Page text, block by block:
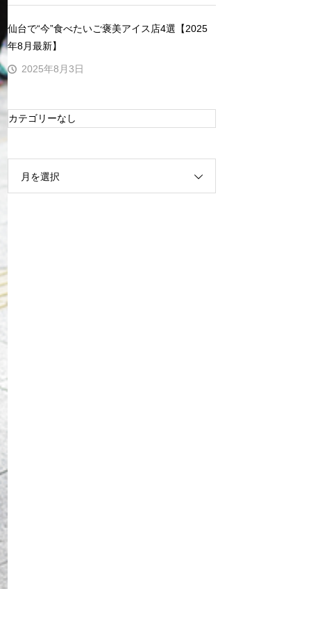
仙台で“今”食べたいご褒美アイス店4選【2025
年8月最新】
2025年8月3日
カテゴリーなし
月を選択